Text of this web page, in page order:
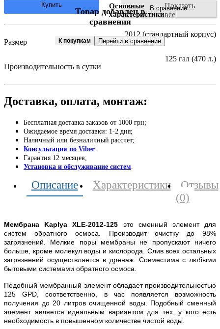
В сравнение
Купить
Основные
характеристики
Показать
все
Размер
2012 (стандартный корпус)
Производительность в сутки
125 гал (470 л.)
Доставка, оплата, монтаж:
Бесплатная доставка заказов от 1000 грн;
Ожидаемое время доставки: 1-2 дня;
Наличный или безналичный рассчет;
Консультация по Viber
Гарантия 12 месяцев;
Установка и обслуживание систем
Описание Характеристики
Отзывы
(0)
Мембрана Kaplya XLE-2012-125 это сменный элемент для
систем обратного осмоса. Производит очистку до 98%
загрязнений. Мелкие поры мембраны не пропускают ничего
больше, кроме молекул воды и кислорода. Слив всех остальных
загрязнений осуществляется в дренаж. Совместима с любыми
бытовыми системами обратного осмоса.
Подобный мембранный элемент обладает производительностью
125 GPD, соответственно, в час появляется возможность
получения до 20 литров очищенной воды. Подобный сменный
элемент является идеальным вариантом для тех, у кого есть
необходимость в повышенном количестве чистой воды.
Товар добавлен в
сравнения
К покупкам Перейти в сравнение